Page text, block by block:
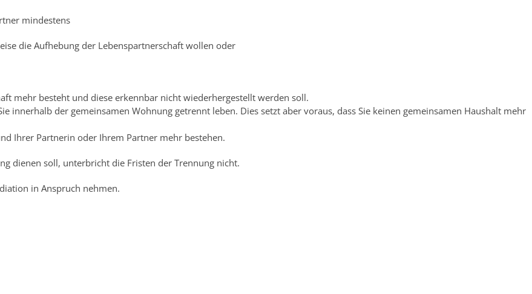
mindestens
die Aufhebung der Lebenspartnerschaft wollen oder
mehr besteht und diese erkennbar nicht wiederhergestellt werden soll.
innerhalb der gemeinsamen Wohnung getrennt leben. Dies setzt aber voraus, dass Sie keinen gemeinsamen Haushalt mehr
Ihrer Partnerin oder Ihrem Partner mehr bestehen.
dienen soll, unterbricht die Fristen der Trennung nicht.
in Anspruch nehmen.